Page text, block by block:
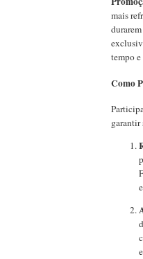
mais
tempo
Como
garantir